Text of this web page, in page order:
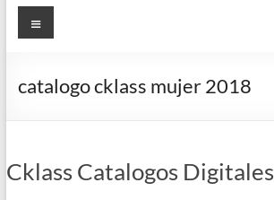
Cklass
y
Estrellas
Menu
catalogo cklass mujer 2018
Cklass Catalogos Digitales